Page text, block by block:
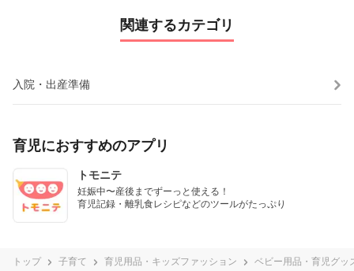
関連するカテゴリ
入院・出産準備
育児におすすめのアプリ
トモニテ
妊娠中〜産後までずーっと使える！
育児記録・離乳食レシピなどのツールがたっぷり
トップ 子育て 育児用品・キッズファッション ベビー用品・育児グッ